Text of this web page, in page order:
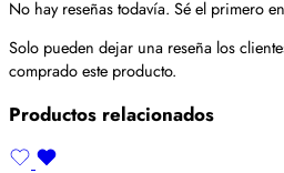
No hay reseñas todavía. Sé el primero
Solo pueden dejar una reseña los
comprado este producto.
Productos relacionados